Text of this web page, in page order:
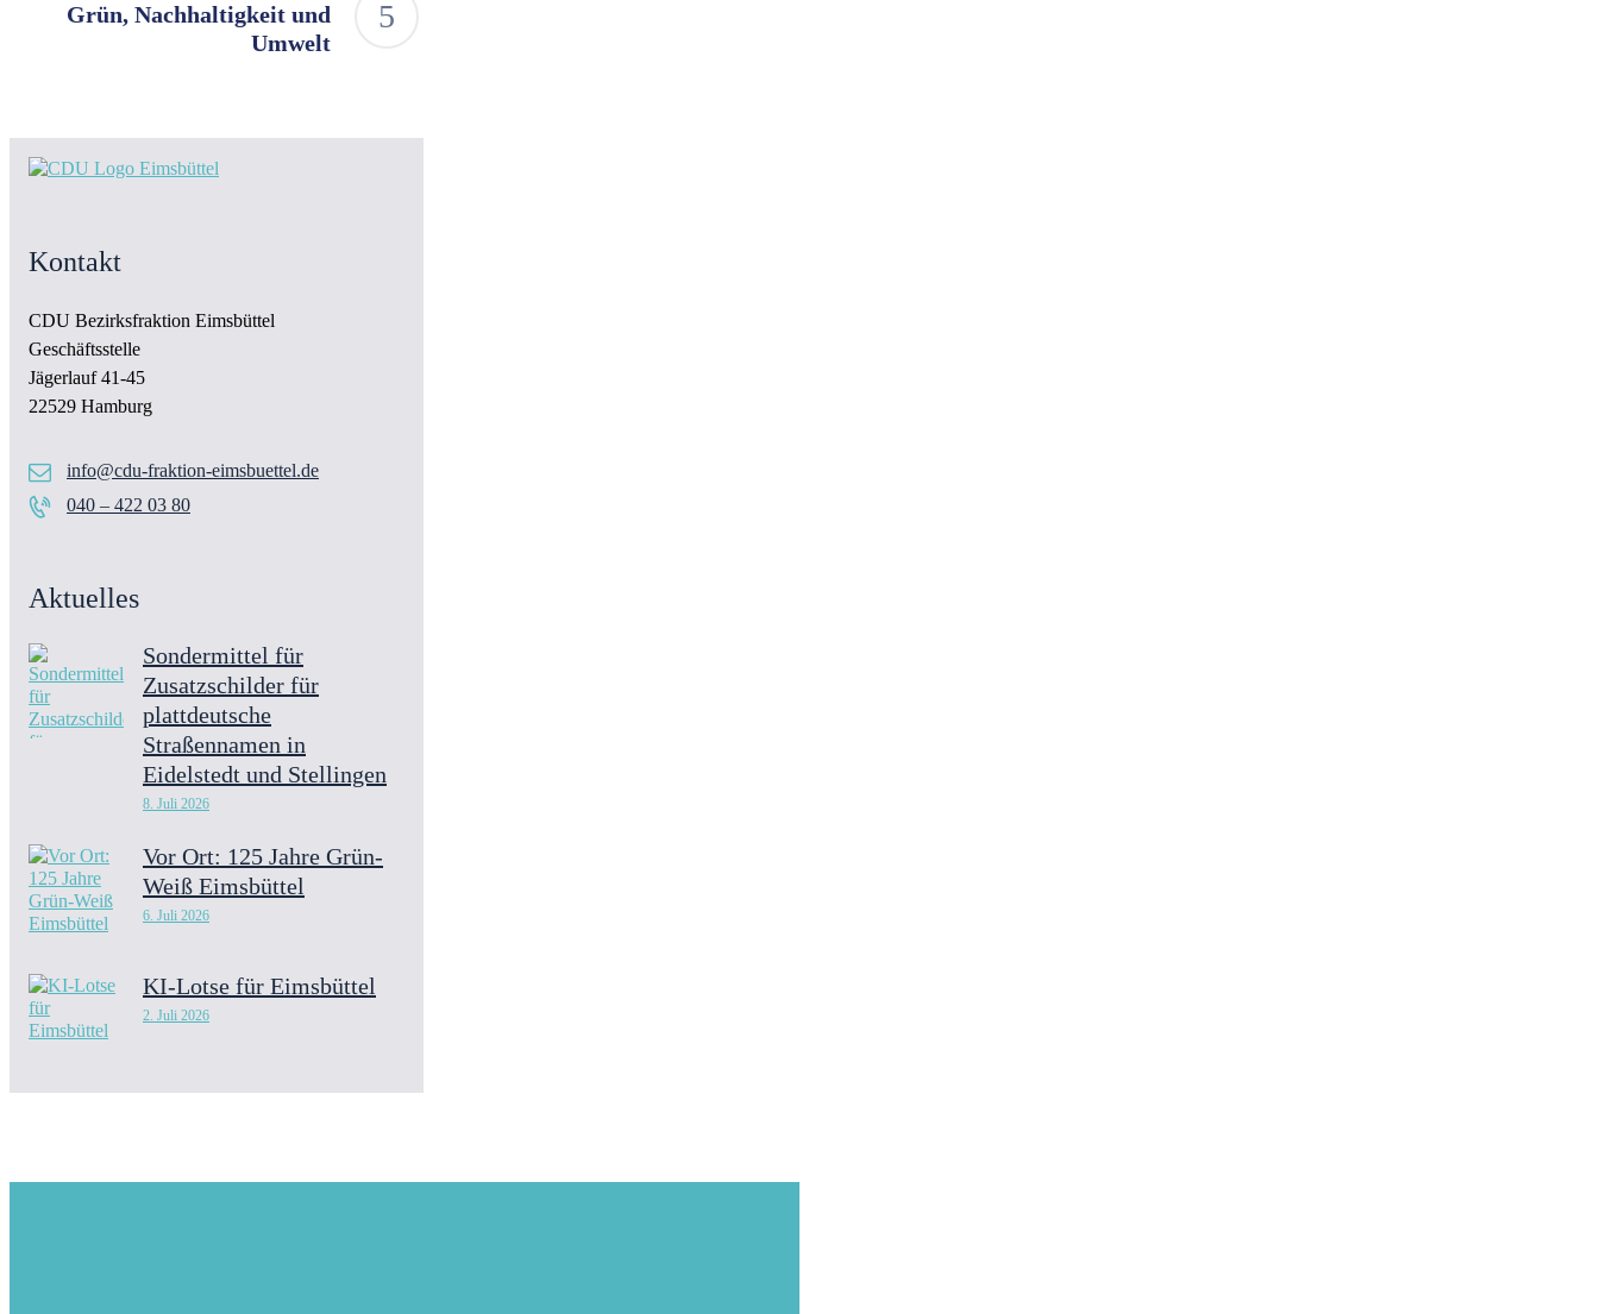
Grün, Nachhaltigkeit und
Umwelt
Kontakt
CDU Bezirksfraktion Eimsbüttel
Geschäftsstelle
Jägerlauf 41-45
22529 Hamburg
info@cdu-fraktion-eimsbuettel.de
040 – 422 03 80
Aktuelles
Sondermittel für
Zusatzschilder für
plattdeutsche
Straßennamen in
Eidelstedt und Stellingen
8. Juli 2026
Vor Ort: 125 Jahre Grün-
Weiß Eimsbüttel
6. Juli 2026
KI-Lotse für Eimsbüttel
2. Juli 2026